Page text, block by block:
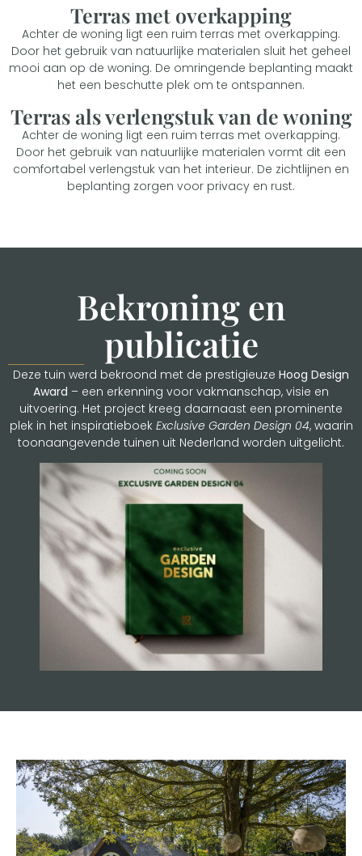
Terras met overkapping
Achter de woning ligt een ruim terras met overkapping.
Door het gebruik van natuurlijke materialen sluit het geheel
mooi aan op de woning. De omringende beplanting maakt
het een beschutte plek om te ontspannen.
Terras als verlengstuk van de woning
Achter de woning ligt een ruim terras met overkapping.
Door het gebruik van natuurlijke materialen vormt dit een
comfortabel verlengstuk van het interieur. De zichtlijnen en
beplanting zorgen voor privacy en rust.
Bekroning en
publicatie
Deze tuin werd bekroond met de prestigieuze Hoog Design
Award – een erkenning voor vakmanschap, visie en
uitvoering. Het project kreeg daarnaast een prominente
plek in het inspiratieboek Exclusive Garden Design 04, waarin
toonaangevende tuinen uit Nederland worden uitgelicht.